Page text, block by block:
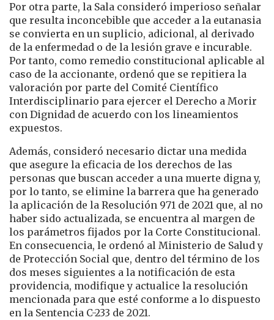
Por otra parte, la Sala consideró imperioso señalar
que resulta inconcebible que acceder a la eutanasia
se convierta en un suplicio, adicional, al derivado
de la enfermedad o de la lesión grave e incurable.
Por tanto, como remedio constitucional aplicable al
caso de la accionante, ordenó que se repitiera la
valoración por parte del Comité Científico
Interdisciplinario para ejercer el Derecho a Morir
con Dignidad de acuerdo con los lineamientos
expuestos.
Además, consideró necesario dictar una medida
que asegure la eficacia de los derechos de las
personas que buscan acceder a una muerte digna y,
por lo tanto, se elimine la barrera que ha generado
la aplicación de la Resolución 971 de 2021 que, al no
haber sido actualizada, se encuentra al margen de
los parámetros fijados por la Corte Constitucional.
En consecuencia, le ordenó al Ministerio de Salud y
de Protección Social que, dentro del término de los
dos meses siguientes a la notificación de esta
providencia, modifique y actualice la resolución
mencionada para que esté conforme a lo dispuesto
en la Sentencia C-233 de 2021.